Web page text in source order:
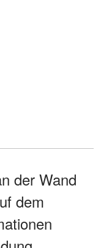
der Wand
dem